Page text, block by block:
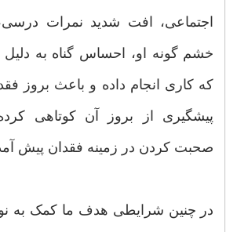
اجتماعی، افت شدید نمرات
خشم گونه او، احساس گناه به دلیل
که کاری انجام داده و باعث بروز
پیشگیری از بروز آن کوتاهی
صحبت کردن در زمینه فقدان پیش
در چنین شرایطی هدف ما کمک به